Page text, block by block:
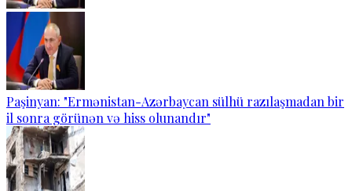
Paşinyan: "Ermənistan-Azərbaycan sülhü razılaşmadan bir
il sonra görünən və hiss olunandır"